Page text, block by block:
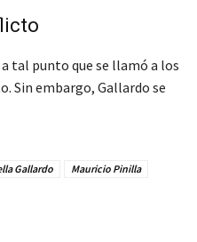
tal punto que se llamó a los
Sin embargo, Gallardo se
Gallardo
Mauricio Pinilla